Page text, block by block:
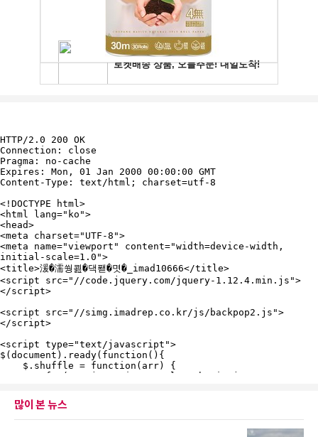
많이 본 뉴스